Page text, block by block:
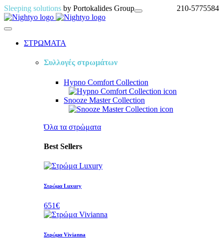
Sleeping solutions by Portokalides Group 210-5775584
ΣΤΡΩΜΑΤΑ
Συλλογές στρωμάτων
Hypno Comfort Collection
Snooze MasterCollection
Όλα τα στρὠματα
Best Sellers
Στρώμα Luxury
651€
Στρώμα Vivianna